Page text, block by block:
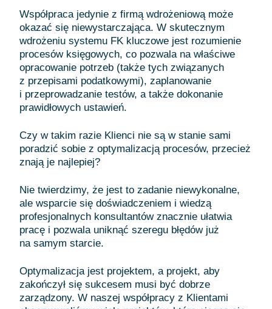
Współpraca jedynie z firmą wdrożeniową może
okazać się niewystarczająca. W skutecznym
wdrożeniu systemu FK kluczowe jest rozumienie
procesów księgowych, co pozwala na właściwe
opracowanie potrzeb (także tych związanych
z przepisami podatkowymi), zaplanowanie
i przeprowadzanie testów, a także dokonanie
prawidłowych ustawień.
Czy w takim razie Klienci nie są w stanie sami
poradzić sobie z optymalizacją procesów, przecież
znają je najlepiej?
Nie twierdzimy, że jest to zadanie niewykonalne,
ale wsparcie się doświadczeniem i wiedzą
profesjonalnych konsultantów znacznie ułatwia
pracę i pozwala uniknąć szeregu błędów już
na samym starcie.
Optymalizacja jest projektem, a projekt, aby
zakończył się sukcesem musi być dobrze
zarządzony. W naszej współpracy z Klientami